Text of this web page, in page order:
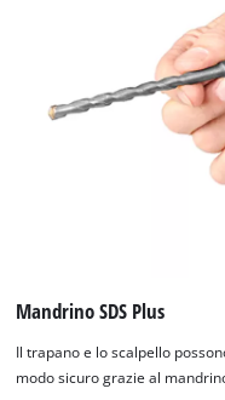
Mandrino SDS Plus
Il trapano e lo scalpello
modo sicuro grazie al